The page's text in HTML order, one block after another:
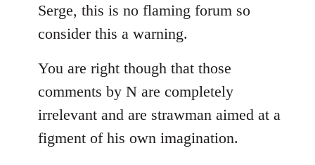
to
Welcome
libcom.org
Serge, this is no flaming forum so
consider this a warning.
You are right though that those
comments by N are completely
irrelevant and are strawman aimed at a
figment of his own imagination.